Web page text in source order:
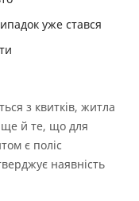
уже стався
з квитків, житла
ще й те, що для
є поліс
наявність